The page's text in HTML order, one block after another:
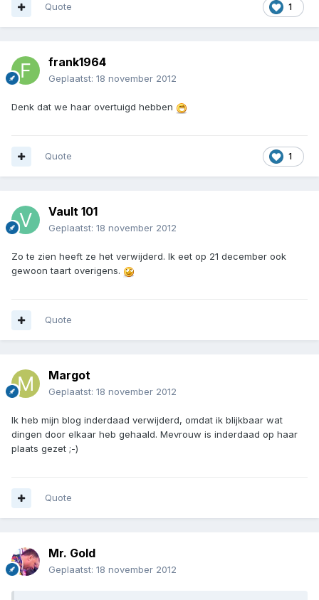
1
Quote
frank1964
Geplaatst: 18 november 2012
Denk dat we haar overtuigd hebben
1
Quote
Vault 101
Geplaatst: 18 november 2012
Zo te zien heeft ze het verwijderd. Ik eet op 21 december ook
gewoon taart overigens.
Quote
Margot
Geplaatst: 18 november 2012
Ik heb mijn blog inderdaad verwijderd, omdat ik blijkbaar wat
dingen door elkaar heb gehaald. Mevrouw is inderdaad op haar
plaats gezet ;-)
Quote
Mr. Gold
Geplaatst: 18 november 2012